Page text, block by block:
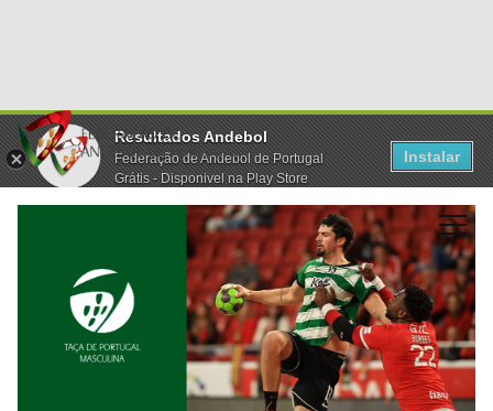
Resultados Andebol
Federação de Andebol de Portugal
Grátis - Disponivel na Play Store
Instalar